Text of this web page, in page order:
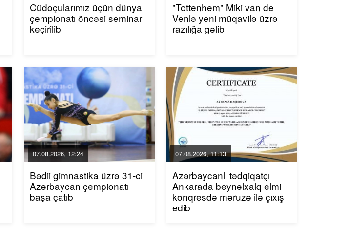
Cüdoçularımız üçün dünya
çempionatı öncəsi seminar
keçirilib
"Tottenhem" Miki van de
Venlə yeni müqavilə üzrə
razılığa gəlib
07.08.2026, 12:24
Bədii gimnastika üzrə 31-ci
Azərbaycan çempionatı
başa çatıb
07.08.2026, 11:13
Azərbaycanlı tədqiqatçı
Ankarada beynəlxalq elmi
konqresdə məruzə ilə çıxış
edib